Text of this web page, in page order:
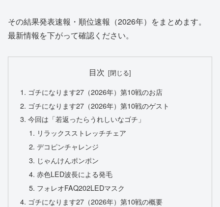
その結果発表速報・順位速報（2026年）をまとめます。
最新情報を下がって確認ください。
目次
ゴチになります27（2026年）第10戦のお店
ゴチになります27（2026年）第10戦のゲスト
今回は「若返ったらうれしいなゴチ」
リラックスストレッチチェア
デコピンチャレンジ
じゃんけんポンポン
赤色LED波長による発毛
フォレオFAQ202LEDマスク
ゴチになります27（2026年）第10戦の概要